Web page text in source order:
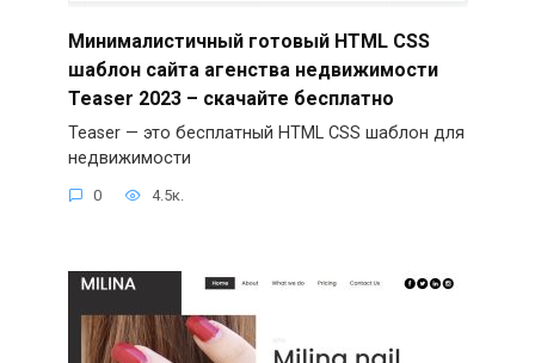
Минималистичный готовый HTML CSS
шаблон сайта агенства недвижимости
Teaser 2023 – скачайте бесплатно
Teaser — это бесплатный HTML CSS шаблон для
недвижимости
0 4.5к.